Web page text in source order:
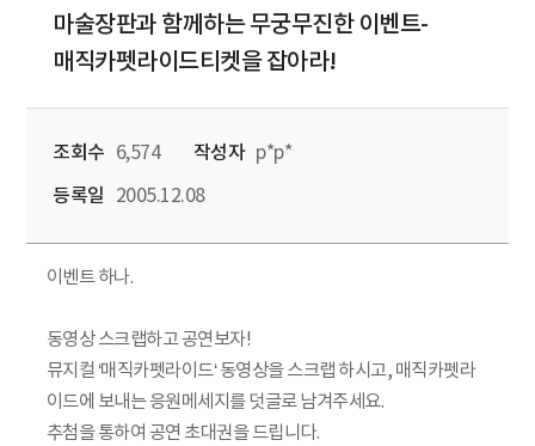
마술장판과 함께하는 무궁무진한 이벤트-
매직카펫라이드티켓을 잡아라!
조회수 6,574 작성자 p*p*
등록일
2005.12.08
이벤트 하나.
동영상 스크랩하고 공연보자!
뮤지컬 ‘매직카펫라이드‘ 동영상을 스크랩 하시고, 매직카펫라
이드에 보내는 응원메세지를 덧글로 남겨주세요.
추첨을 통하여 공연 초대권을 드립니다.